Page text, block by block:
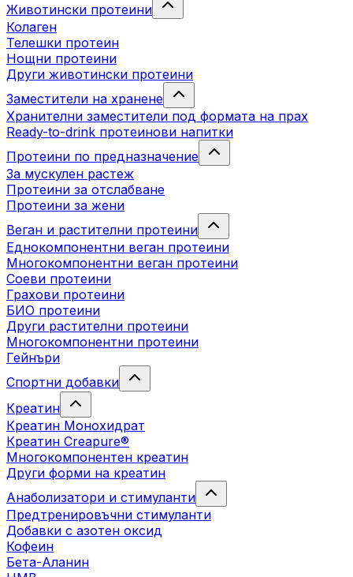
Животински протеини
Колаген
Телешки протеин
Нощни протеини
Други животински протеини
Заместители на хранене
Хранителни заместители под формата на прах
Ready-to-drink протеинови напитки
Протеини по предназначение
За мускулен растеж
Протеини за отслабване
Протеини за жени
Веган и растителни протеини
Еднокомпонентни веган протеини
Многокомпонентни веган протеини
Соеви протеини
Грахови протеини
БИО протеини
Други растителни протеини
Многокомпонентни протеини
Гейнъри
Спортни добавки
Креатин
Креатин Монохидрат
Креатин Creapure®
Многокомпонентен креатин
Други форми на креатин
Анаболизатори и стимуланти
Предтренировъчни стимуланти
Добавки с азотен оксид
Кофеин
Бета-Аланин